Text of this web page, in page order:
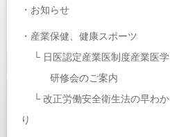
・ お知らせ
・ 産業保健、健康スポーツ
└ 日医認定産業医制度産業医学
研修会のご案内
└ 改正労働安全衛生法の早わか
り